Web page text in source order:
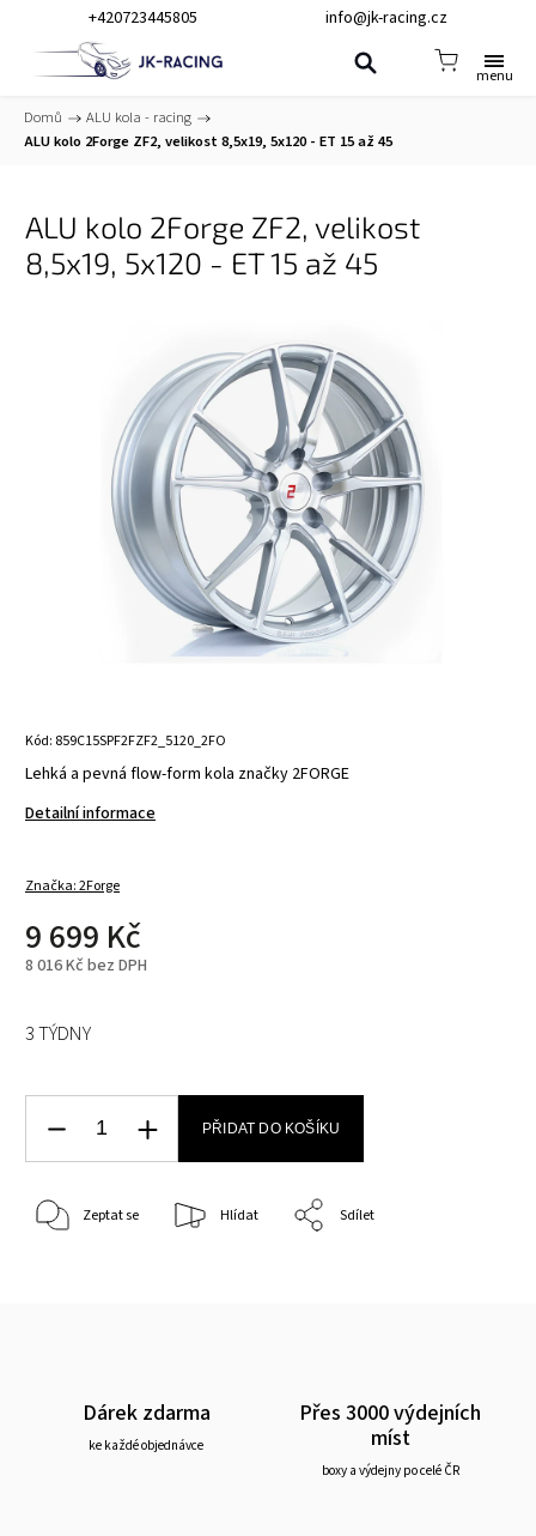
+420723445805 info@jk-racing.cz
Domů / ALU kola - racing /
ALU kolo 2Forge ZF2, velikost 8,5x19, 5x120 - ET 15 až 45
ALU kolo 2Forge ZF2, velikost
8,5x19, 5x120 - ET 15 až 45
Kód: 859C15SPF2FZF2_5120_2FO
Lehká a pevná flow-form kola značky 2FORGE
Detailní informace
Značka:2Forge
9 699 Kč
8 016 Kč bez DPH
3 TÝDNY
PŘIDAT DO KOŠÍKU
Zeptat se Hlídat Sdílet
Dárek zdarma
ke každé objednávce
Přes 3000 výdejních
míst
boxy a výdejny po celé ČR